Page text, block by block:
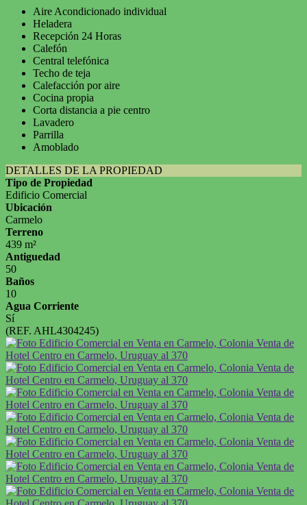
Aire Acondicionado individual
Heladera
Recepción 24 Horas
Calefón
Central telefónica
Techo de teja
Calefacción por aire
Cocina propia
Corta distancia a pie centro
Lavadero
Parrilla
Amoblado
DETALLES DE LA PROPIEDAD
Tipo de Propiedad
Edificio Comercial
Ubicación
Carmelo
Terreno
439 m²
Antiguedad
50
Baños
10
Agua Corriente
Sí
(REF. AHL4304245)